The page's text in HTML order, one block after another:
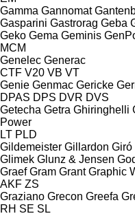
Gamma Gannomat
Gasparini Gastrorag Geba
Geko Gema Geminis
MCM
Genelec Generac
CTF V20 VB VT
Genie Genmac Gericke
DPAS DPS DVR DVS
Getecha Getra Ghiringhelli
Power
LT PLD
Gildemeister Gillardon Giró
Glimek Glunz & Jensen
Graef Gram Grant Graphic
AKF ZS
Graziano Grecon Greefa
RH SE SL